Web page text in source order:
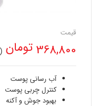
قیمت
368,800تومان
آب رسانی پوست
کنترل چربی پوست
بهبود جوش و آکنه